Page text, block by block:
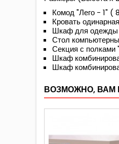
Комод "Лего - 1" (
Кровать
Шкаф для одежды
Стол
Секция с полками
Шкаф
Шкаф
ВОЗМОЖНО, ВАМ